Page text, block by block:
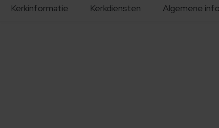
Kerkinformatie Kerkdiensten Algemene